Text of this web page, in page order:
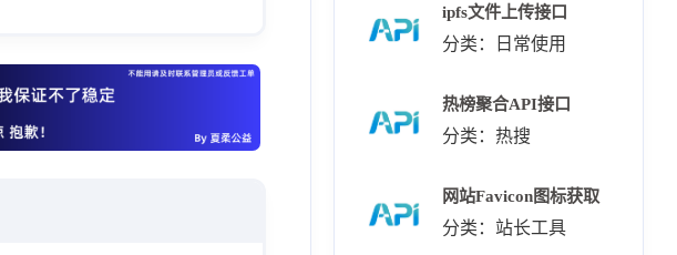
ipfs文件上传接口
分类：日常使用
热榜聚合API接口
分类：热搜
网站Favicon图标获取
分类：站长工具